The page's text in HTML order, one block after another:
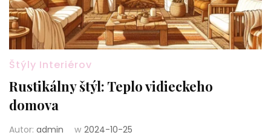
Štýly Interiérov
Rustikálny štýl: Teplo vidieckeho
domova
Autor: admin w 2024-10-25